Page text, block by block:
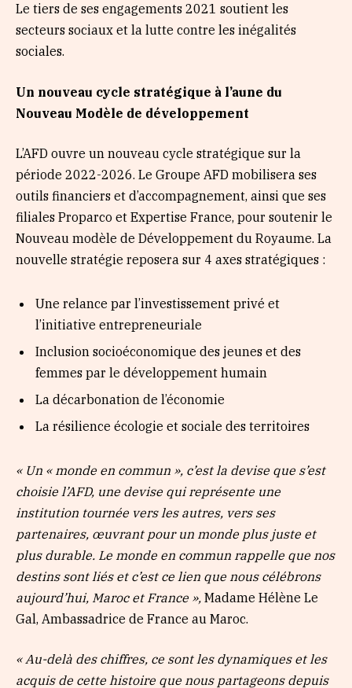
Le tiers de ses engagements 2021 soutient les
secteurs sociaux et la lutte contre les inégalités
sociales.
Un nouveau cycle stratégique à l’aune du
Nouveau Modèle de développement
L’AFD ouvre un nouveau cycle stratégique sur la
période 2022-2026. Le Groupe AFD mobilisera ses
outils financiers et d’accompagnement, ainsi que ses
filiales Proparco et Expertise France, pour soutenir le
Nouveau modèle de Développement du Royaume. La
nouvelle stratégie reposera sur 4 axes stratégiques :
Une relance par l’investissement privé et
l’initiative entrepreneuriale
Inclusion socioéconomique des jeunes et des
femmes par le développement humain
La décarbonation de l’économie
La résilience écologie et sociale des territoires
« Un « monde en commun », c’est la devise que s’est
choisie l’AFD, une devise qui représente une
institution tournée vers les autres, vers ses
partenaires, œuvrant pour un monde plus juste et
plus durable. Le monde en commun rappelle que nos
destins sont liés et c’est ce lien que nous célébrons
aujourd’hui, Maroc et France », Madame Hélène Le
Gal, Ambassadrice de France au Maroc.
« Au-delà des chiffres, ce sont les dynamiques et les
acquis de cette histoire que nous partageons depuis